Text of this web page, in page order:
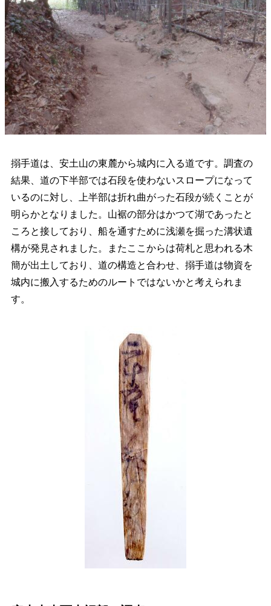
搦手道は、安土山の東麓から城内に入る道です。調査の
結果、道の下半部では石段を使わないスロープになって
いるのに対し、上半部は折れ曲がった石段が続くことが
明らかとなりました。山裾の部分はかつて湖であったと
ころと接しており、船を通すために浅瀬を掘った溝状遺
構が発見されました。またここからは荷札と思われる木
簡が出土しており、道の構造と合わせ、搦手道は物資を
城内に搬入するためのルートではないかと考えられま
す。